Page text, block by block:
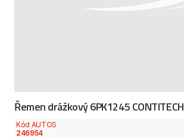
Řemen drážkový 6PK1245 CONTITECH
Kód AUTOS
246954